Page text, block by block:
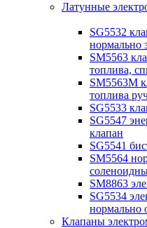
Латунные
SG5532
нормально
SM5563
топлива,
SM5563M
топлива
SG5533
SG5547
клапан
SG5541
SM5564
SM8863
SG5534
нормально
Клапаны